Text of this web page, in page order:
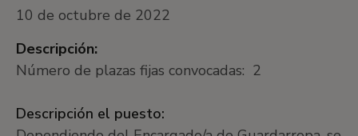
10 de octubre de 2022
Descripción:
Número de plazas fijas convocadas: 2
Descripción el puesto: